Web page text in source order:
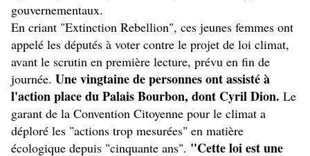
gouvernementaux.
En criant "Extinction Rebellion", ces jeunes femmes ont
appelé les députés à voter contre le projet de loi climat,
avant le scrutin en première lecture, prévu en fin de
journée. Une vingtaine de personnes ont assisté à
l'action place du Palais Bourbon, dont Cyril Dion. Le
garant de la Convention Citoyenne pour le climat a
déploré les "actions trop mesurées" en matière
écologique depuis "cinquante ans". "Cette loi est une